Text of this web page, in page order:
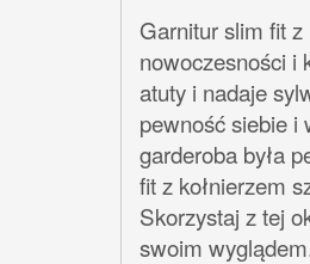
Garnitur slim fit z
nowoczesności i
atuty i nadaje
pewność siebie i
garderoba była
fit z kołnierzem
Skorzystaj z tej
swoim